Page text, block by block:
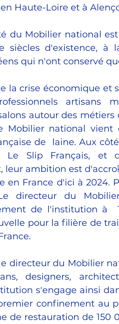
Haute-Loire et à
du Mobilier national
siècles d'existence, à
qui n'ont conservé
la crise économique
artisans
autour des métiers
Mobilier national
de  laine. Aux
Le Slip Français, et
leur ambition est
en France d'ici à 2024.
directeur du
de l'institution à
pour la filière de
directeur du Mobilier
designers,
s'engage ainsi
confinement au
de restauration de 150